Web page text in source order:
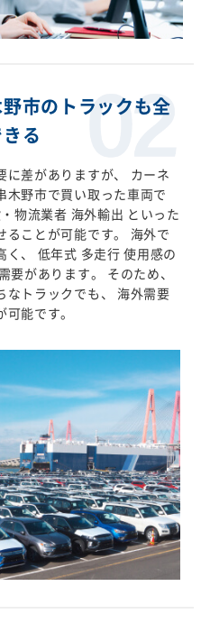
市のトラックも全
る
に差がありますが、 カーネ
木野市で買い取った車両で
物流業者 海外輸出 といった
ることが可能です。 海外で
く、 低年式 多走行 使用感の
要があります。 そのため、
なトラックでも、 海外需要
能です。